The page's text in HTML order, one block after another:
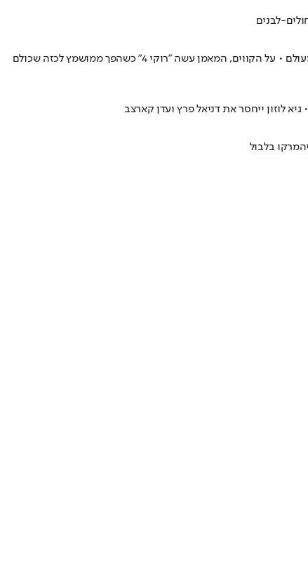
אחרי שהדהימה את אירופה, גרמה לגאווה עצומה וסיפקה הופעות מרהיבות ביורו, החבורה של גיא לוזון נתקלה באחת היריבות הקשות בטורניר מאז ומעולם • על הקווים, המאמן עשה "רוקי 4" כשהפך ממושמץ לכזה שכולם
לוזון ייחסר את דניאל פרץ ועדן קארצב
מרקו בלבול